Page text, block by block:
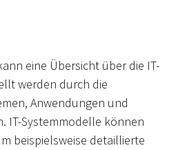
eine Übersicht über die IT-
werden durch die
Anwendungen und
IT-Systemmodelle können
beispielsweise detaillierte